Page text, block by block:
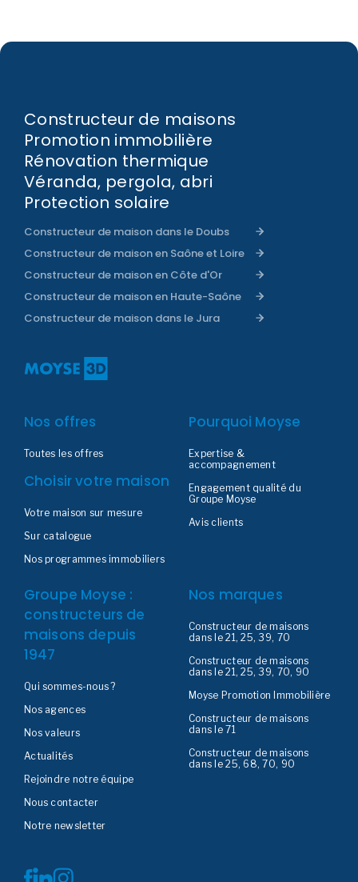
Constructeur de maisons
Promotion immobilière
Rénovation thermique
Véranda, pergola, abri
Protection solaire
Constructeur de maison dans le Doubs
Constructeur de maison en Saône et Loire
Constructeur de maison en Côte d'Or
Constructeur de maison en Haute-Saône
Constructeur de maison dans le Jura
Nos offres
Toutes les offres
Choisir votre maison
Votre maison sur mesure
Sur catalogue
Nos programmes immobiliers
Pourquoi Moyse
Expertise &
accompagnement
Engagement qualité du
Groupe Moyse
Avis clients
Groupe Moyse :
constructeurs de
maisons depuis
1947
Qui sommes-nous ?
Nos agences
Nos valeurs
Actualités
Rejoindre notre équipe
Nous contacter
Notre newsletter
Nos marques
Constructeur de maisons
dans le 21, 25, 39, 70
Constructeur de maisons
dans le 21, 25, 39, 70, 90
Moyse Promotion Immobilière
Constructeur de maisons
dans le 71
Constructeur de maisons
dans le 25, 68, 70, 90